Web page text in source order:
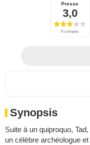
Presse
3,0
8 critiques
Synopsis
Suite à un quiproquo,
un célèbre archéologue